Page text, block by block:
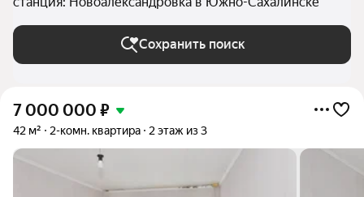
Сохранить поиск
7 000 000 ₽
42 м² 2-комн. квартира 2 этаж из 3